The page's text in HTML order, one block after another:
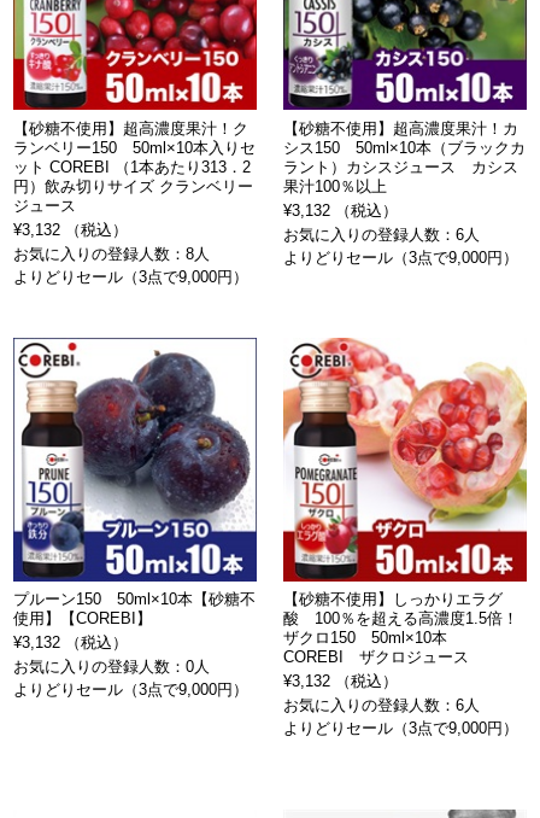
【砂糖不使用】超高濃度果汁！ク
ランベリー150 50ml×10本入りセ
ット COREBI （1本あたり313．2
円）飲み切りサイズ クランベリー
ジュース
¥3,132 （税込）
お気に入りの登録人数：8人
よりどりセール（3点で9,000円）
【砂糖不使用】超高濃度果汁！カ
シス150 50ml×10本（ブラックカ
ラント）カシスジュース カシス
果汁100％以上
¥3,132 （税込）
お気に入りの登録人数：6人
よりどりセール（3点で9,000円）
プルーン150 50ml×10本【砂糖不
使用】【COREBI】
¥3,132 （税込）
お気に入りの登録人数：0人
よりどりセール（3点で9,000円）
【砂糖不使用】しっかりエラグ
酸 100％を超える高濃度1.5倍！
ザクロ150 50ml×10本
COREBI ザクロジュース
¥3,132 （税込）
お気に入りの登録人数：6人
よりどりセール（3点で9,000円）